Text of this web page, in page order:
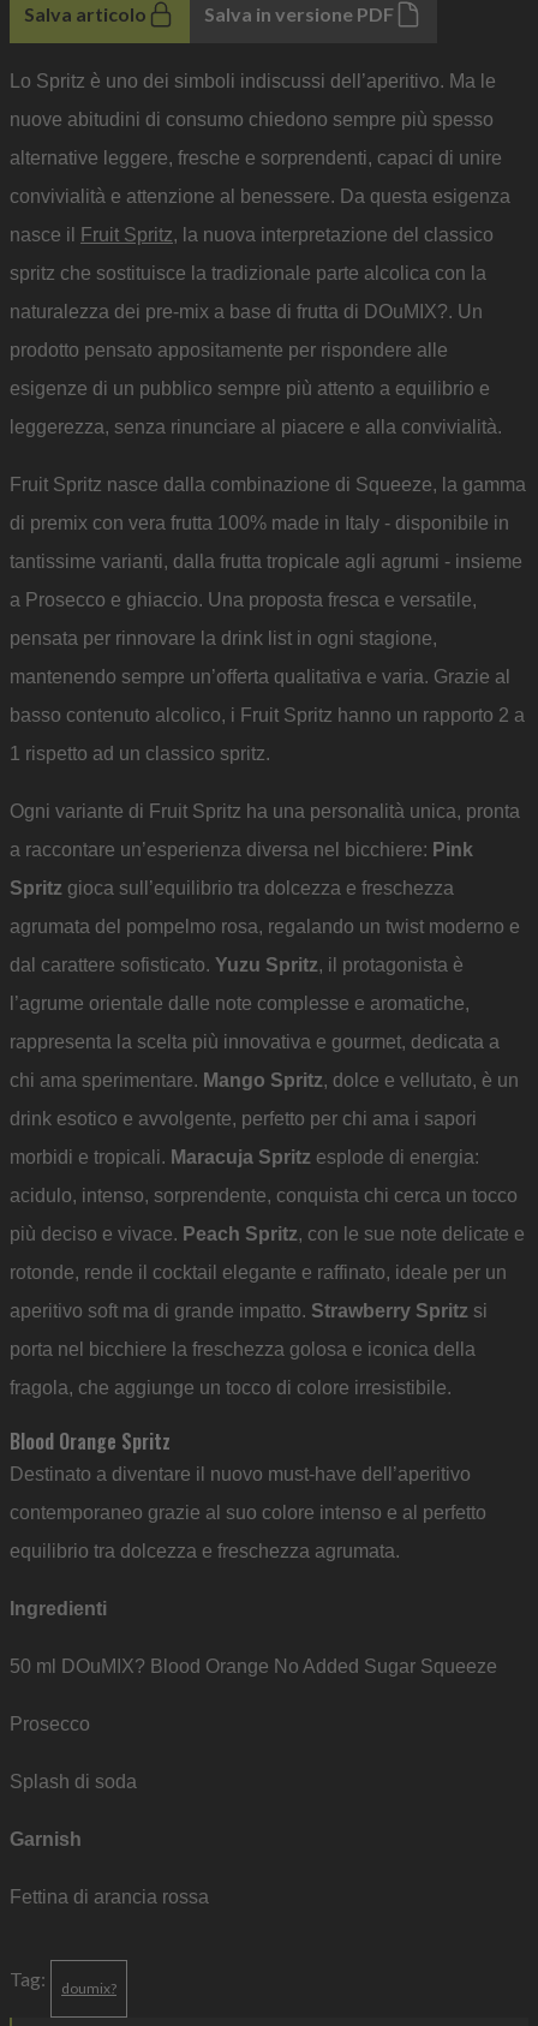
Salva articolo Salva in versione PDF
Lo Spritz è uno dei simboli indiscussi dell’aperitivo. Ma le
nuove abitudini di consumo chiedono sempre più spesso
alternative leggere, fresche e sorprendenti, capaci di unire
convivialità e attenzione al benessere. Da questa esigenza
nasce il
Fruit Spritz, la nuova interpretazione del classico
spritz che sostituisce la tradizionale parte alcolica con la
naturalezza dei pre-mix a base di frutta di DOuMIX?. Un
prodotto pensato appositamente per rispondere alle
esigenze di un pubblico sempre più attento a equilibrio e
leggerezza, senza rinunciare al piacere e alla convivialità.
Fruit Spritz nasce dalla combinazione di Squeeze, la gamma
di premix con vera frutta 100% made in Italy - disponibile in
tantissime varianti, dalla frutta tropicale agli agrumi - insieme
a Prosecco e ghiaccio. Una proposta fresca e versatile,
pensata per rinnovare la drink list in ogni stagione,
mantenendo sempre un’offerta qualitativa e varia. Grazie al
basso contenuto alcolico, i Fruit Spritz hanno un rapporto 2 a
1 rispetto ad un classico spritz.
Ogni variante di Fruit Spritz ha una personalità unica, pronta
a raccontare un’esperienza diversa nel bicchiere: Pink
Spritz gioca sull’equilibrio tra dolcezza e freschezza
agrumata del pompelmo rosa, regalando un twist moderno e
dal carattere sofisticato. Yuzu Spritz, il protagonista è
l’agrume orientale dalle note complesse e aromatiche,
rappresenta la scelta più innovativa e gourmet, dedicata a
chi ama sperimentare. Mango Spritz, dolce e vellutato, è un
drink esotico e avvolgente, perfetto per chi ama i sapori
morbidi e tropicali. Maracuja Spritz esplode di energia:
acidulo, intenso, sorprendente, conquista chi cerca un tocco
più deciso e vivace. Peach Spritz, con le sue note delicate e
rotonde, rende il cocktail elegante e raffinato, ideale per un
aperitivo soft ma di grande impatto. Strawberry Spritz si
porta nel bicchiere la freschezza golosa e iconica della
fragola, che aggiunge un tocco di colore irresistibile.
Blood Orange Spritz
Destinato a diventare il nuovo must-have dell’aperitivo
contemporaneo grazie al suo colore intenso e al perfetto
equilibrio tra dolcezza e freschezza agrumata.
Ingredienti
50 ml DOuMIX? Blood Orange No Added Sugar Squeeze
Prosecco
Splash di soda
Garnish
Fettina di arancia rossa
Tag: doumix?